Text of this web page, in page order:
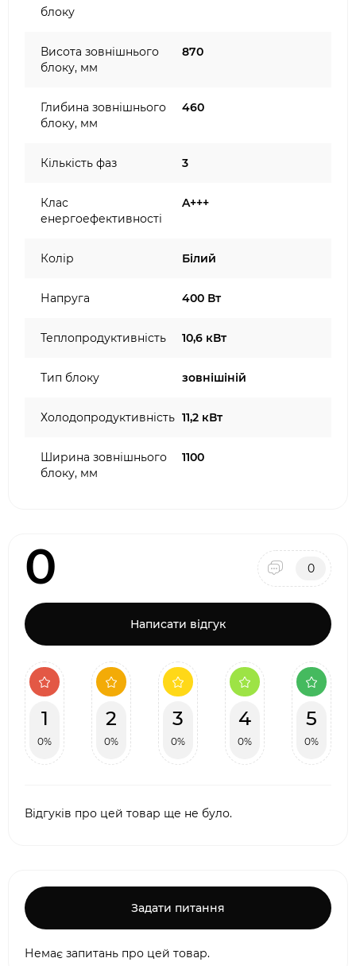
блоку
Висота зовнішнього
блоку, мм
870
Глибина зовнішнього
блоку, мм
460
Кількість фаз 3
Клас
енергоефективності
A+++
Колір Білий
Напруга 400 Вт
Теплопродуктивність 10,6 кВт
Тип блоку зовнішіній
Холодопродуктивність 11,2 кВт
Ширина зовнішнього
блоку, мм
1100
0 0
Написати відгук
1
0%
2
0%
3
0%
4
0%
5
0%
Відгуків про цей товар ще не було.
Задати питання
Немає запитань про цей товар.